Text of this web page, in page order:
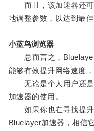
而且，该加速器还可
地调整参数，以达到最
小蓝鸟浏览器
总而言之，Bluelayer
能够有效提升网络速度
无论是个人用户还是
加速器的使用。
如果你也在寻找提升
Bluelayer加速器，相信